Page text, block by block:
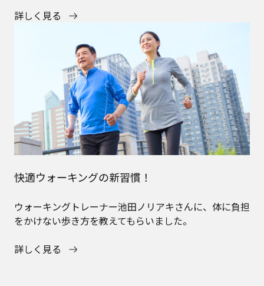
詳しく見る
快適ウォーキングの新習慣！
ウォーキングトレーナー池田ノリアキさんに、体に負担
をかけない歩き方を教えてもらいました。
詳しく見る